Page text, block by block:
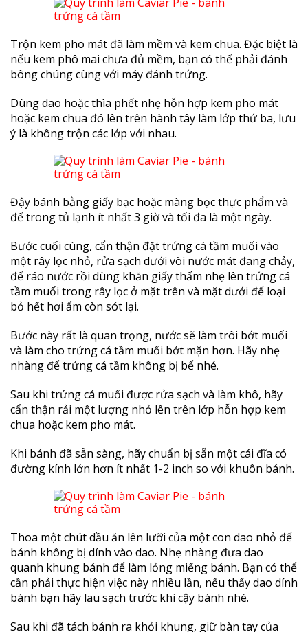
Trộn kem pho mát đã làm mềm và kem chua. Đặc biệt là
nếu kem phô mai chưa đủ mềm, bạn có thể phải đánh
bông chúng cùng với máy đánh trứng.
Dùng dao hoặc thìa phết nhẹ hỗn hợp kem pho mát
hoặc kem chua đó lên trên hành tây làm lớp thứ ba, lưu
ý là không trộn các lớp với nhau.
Đậy bánh bằng giấy bạc hoặc màng bọc thực phẩm và
để trong tủ lạnh ít nhất 3 giờ và tối đa là một ngày.
Bước cuối cùng, cẩn thận đặt trứng cá tầm muối vào
một rây lọc nhỏ, rửa sạch dưới vòi nước mát đang chảy,
để ráo nước rồi dùng khăn giấy thấm nhẹ lên trứng cá
tầm muối trong rây lọc ở mặt trên và mặt dưới để loại
bỏ hết hơi ẩm còn sót lại.
Bước này rất là quan trọng, nước sẽ làm trôi bớt muối
và làm cho trứng cá tầm muối bớt mặn hơn. Hãy nhẹ
nhàng để trứng cá tầm không bị bể nhé.
Sau khi trứng cá muối được rửa sạch và làm khô, hãy
cẩn thận rải một lượng nhỏ lên trên lớp hỗn hợp kem
chua hoặc kem pho mát.
Khi bánh đã sẵn sàng, hãy chuẩn bị sẵn một cái đĩa có
đường kính lớn hơn ít nhất 1-2 inch so với khuôn bánh.
Thoa một chút dầu ăn lên lưỡi của một con dao nhỏ để
bánh không bị dính vào dao. Nhẹ nhàng đưa dao
quanh khung bánh để làm lỏng miếng bánh. Bạn có thể
cần phải thực hiện việc này nhiều lần, nếu thấy dao dính
bánh bạn hãy lau sạch trước khi cậy bánh nhé.
Sau khi đã tách bánh ra khỏi khung, giữ bàn tay của